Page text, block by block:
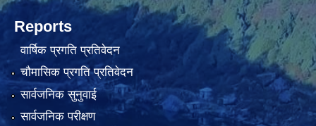
Reports
वार्षिक प्रगति प्रतिवेदन
चौमासिक प्रगति प्रतिवेदन
सार्वजनिक सुनुवाई
सार्वजनिक परीक्षण